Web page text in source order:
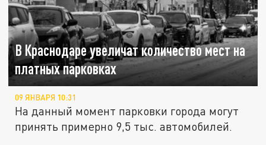
В Краснодаре увеличат количество мест на
платных парковках
09 ЯНВАРЯ 10:31
На данный момент парковки города могут
принять примерно 9,5 тыс. автомобилей.